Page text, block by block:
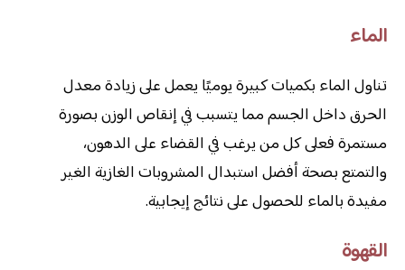
الماء
تناول الماء بكميات كبيرة يوميًا يعمل على زيادة معدل
الحرق داخل الجسم مما يتسبب في إنقاص الوزن بصورة
مستمرة فعلى كل من يرغب في القضاء على الدهون،
والتمتع بصحة أفضل استبدال المشروبات الغازية الغير
مفيدة بالماء للحصول على نتائج إيجابية.
القهوة